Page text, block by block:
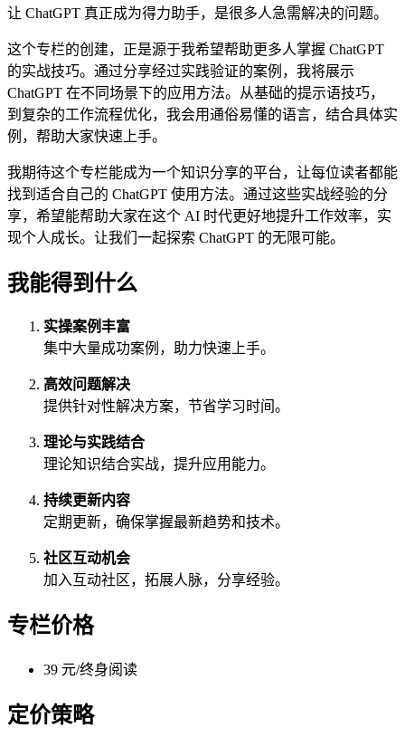
让 ChatGPT 真正成为得力助手，是很多人急需解决的问题。
这个专栏的创建，正是源于我希望帮助更多人掌握 ChatGPT
的实战技巧。通过分享经过实践验证的案例，我将展示
ChatGPT 在不同场景下的应用方法。从基础的提示语技巧，
到复杂的工作流程优化，我会用通俗易懂的语言，结合具体实
例，帮助大家快速上手。
我期待这个专栏能成为一个知识分享的平台，让每位读者都能
找到适合自己的 ChatGPT 使用方法。通过这些实战经验的分
享，希望能帮助大家在这个 AI 时代更好地提升工作效率，实
现个人成长。让我们一起探索 ChatGPT 的无限可能。
我能得到什么
实操案例丰富
集中大量成功案例，助力快速上手。
高效问题解决
提供针对性解决方案，节省学习时间。
理论与实践结合
理论知识结合实战，提升应用能力。
持续更新内容
定期更新，确保掌握最新趋势和技术。
社区互动机会
加入互动社区，拓展人脉，分享经验。
专栏价格
39 元/终身阅读
定价策略